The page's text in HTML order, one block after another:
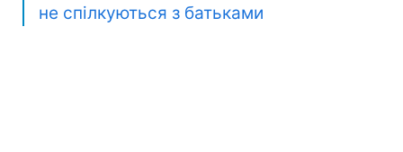
не спілкуються з батьками